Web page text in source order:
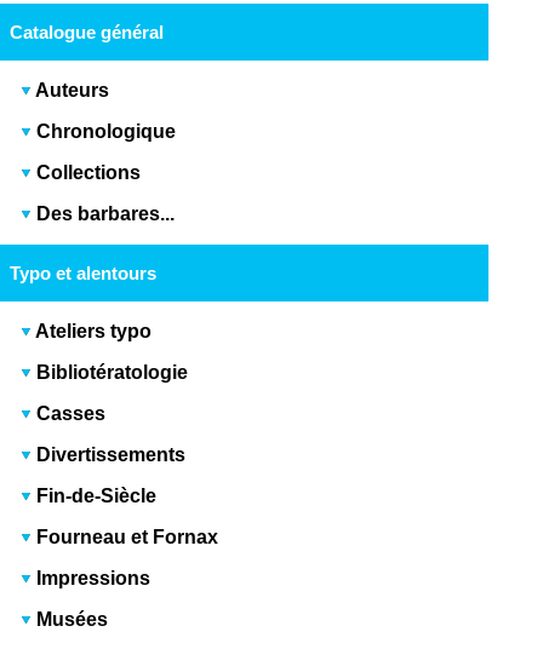
Catalogue général
Auteurs
Chronologique
Collections
Des barbares...
Typo et alentours
Ateliers typo
Bibliotératologie
Casses
Divertissements
Fin-de-Siècle
Fourneau et Fornax
Impressions
Musées